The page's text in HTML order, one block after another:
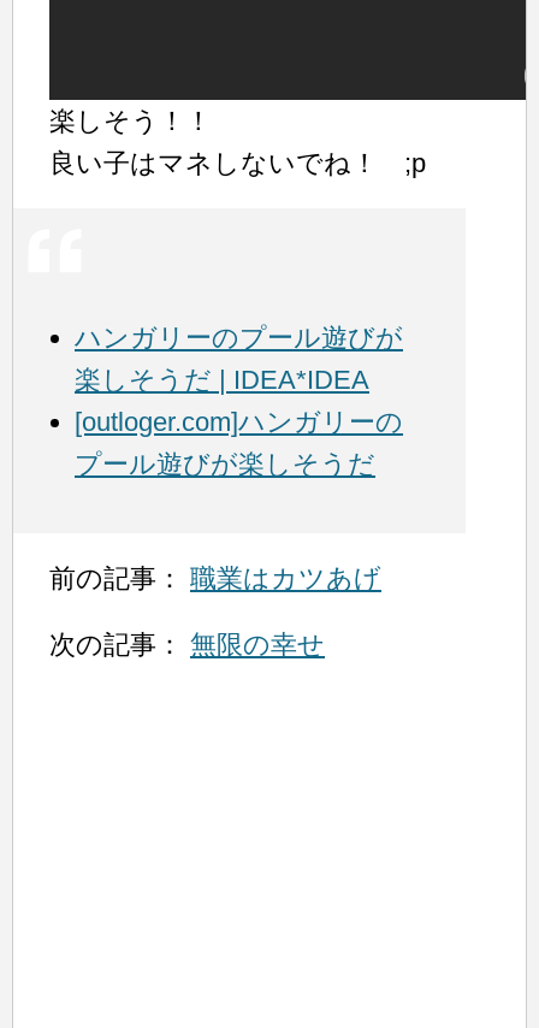
楽しそう！！
良い子はマネしないでね！ ;p
ハンガリーのプール遊びが
楽しそうだ | IDEA*IDEA
[outloger.com]ハンガリーの
プール遊びが楽しそうだ
前の記事： 職業はカツあげ
次の記事： 無限の幸せ